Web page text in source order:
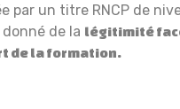
par un titre RNCP de
donné de la légitimité
de la formation.